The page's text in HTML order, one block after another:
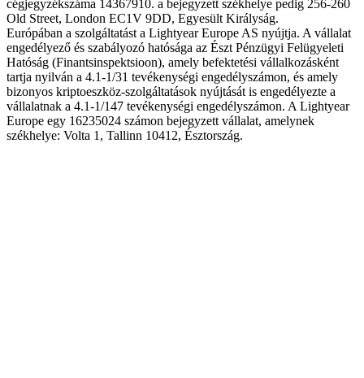
cégjegyzékszáma 14367910. a bejegyzett székhelye pedig 256-260
Old Street, London EC1V 9DD, Egyesült Királyság.
Európában a szolgáltatást a Lightyear Europe AS nyújtja. A vállalat
engedélyező és szabályozó hatósága az Észt Pénzügyi Felügyeleti
Hatóság (Finantsinspektsioon), amely befektetési vállalkozásként
tartja nyilván a 4.1-1/31 tevékenységi engedélyszámon, és amely
bizonyos kriptoeszköz-szolgáltatások nyújtását is engedélyezte a
vállalatnak a 4.1-1/147 tevékenységi engedélyszámon. A Lightyear
Europe egy 16235024 számon bejegyzett vállalat, amelynek
székhelye: Volta 1, Tallinn 10412, Észtország.